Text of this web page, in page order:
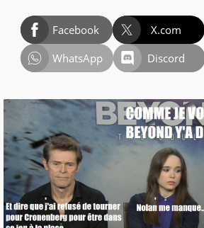
Facebook X.com
WhatsApp
Discord